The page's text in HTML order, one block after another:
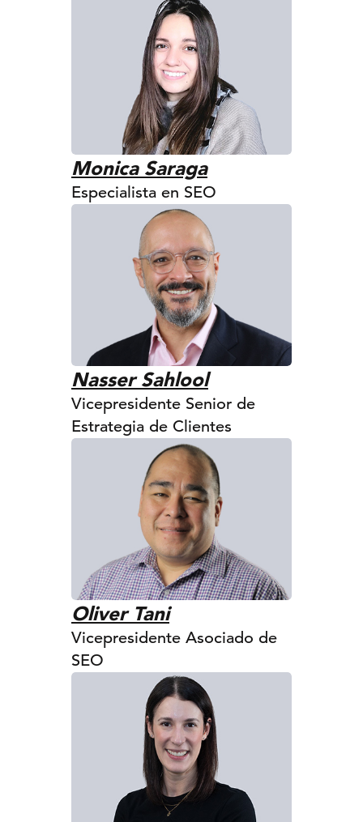
Monica Saraga
Especialista en SEO
Nasser Sahlool
Vicepresidente Senior de
Estrategia de Clientes
Oliver Tani
Vicepresidente Asociado de
SEO